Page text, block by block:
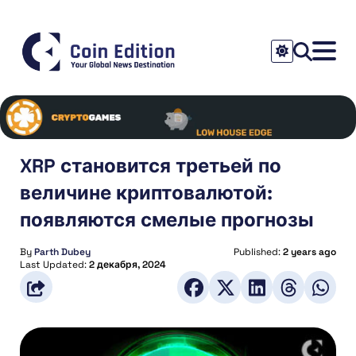
XRP становится третьей по
величине криптовалютой:
появляются смелые прогнозы
ByParth Dubey Published:2 years ago
Last Updated:2 декабря, 2024